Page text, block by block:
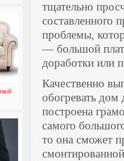
тщательно
составленного
проблемы,
— большой
доработки или
Качественно
обогревать
построена
самого
то она сможет